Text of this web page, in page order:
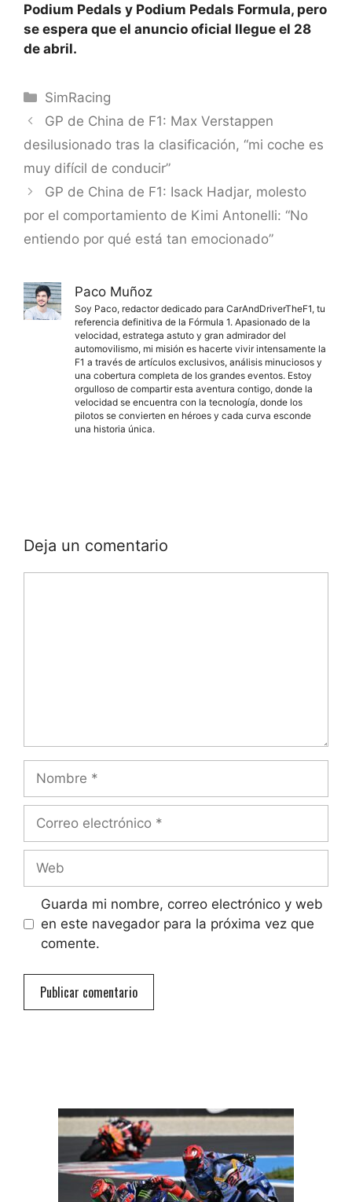
Podium Pedals y Podium Pedals Formula, pero
se espera que el anuncio oficial llegue el 28
de abril.
Categorías
SimRacing
GP de China de F1: Max Verstappen
desilusionado tras la clasificación, “mi coche es
muy difícil de conducir”
GP de China de F1: Isack Hadjar, molesto
por el comportamiento de Kimi Antonelli: “No
entiendo por qué está tan emocionado”
Paco Muñoz
Soy Paco, redactor dedicado para CarAndDriverTheF1, tu
referencia definitiva de la Fórmula 1. Apasionado de la
velocidad, estratega astuto y gran admirador del
automovilismo, mi misión es hacerte vivir intensamente la
F1 a través de artículos exclusivos, análisis minuciosos y
una cobertura completa de los grandes eventos. Estoy
orgulloso de compartir esta aventura contigo, donde la
velocidad se encuentra con la tecnología, donde los
pilotos se convierten en héroes y cada curva esconde
una historia única.
Deja un comentario
Nombre
Correo
Web
Guarda mi nombre, correo electrónico y web
en este navegador para la próxima vez que
comente.